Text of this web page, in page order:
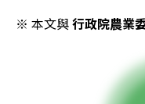
※ 本文與 行政院農業